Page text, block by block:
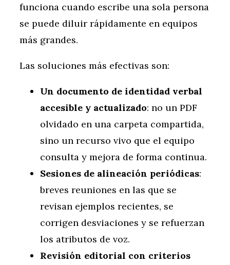
funciona cuando escribe una sola persona
se puede diluir rápidamente en equipos
más grandes.
Las soluciones más efectivas son:
Un documento de identidad verbal
accesible y actualizado: no un PDF
olvidado en una carpeta compartida,
sino un recurso vivo que el equipo
consulta y mejora de forma continua.
Sesiones de alineación periódicas:
breves reuniones en las que se
revisan ejemplos recientes, se
corrigen desviaciones y se refuerzan
los atributos de voz.
Revisión editorial con criterios